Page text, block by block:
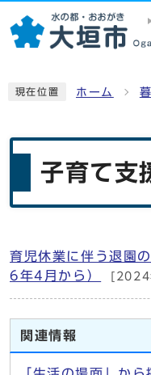
現在位置 ホーム
子育て支
メインメニュー
育児休業に伴う退園
6年4月から）
[2024
関連情報